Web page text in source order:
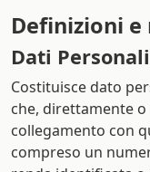
Definizioni
Dati
Costituisce dato
che, direttamente
collegamento con
compreso un